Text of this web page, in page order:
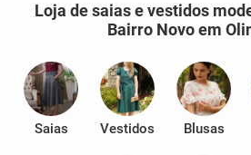
Loja de saias e vestidos
Bairro Novo em
Saias Vestidos Blusas